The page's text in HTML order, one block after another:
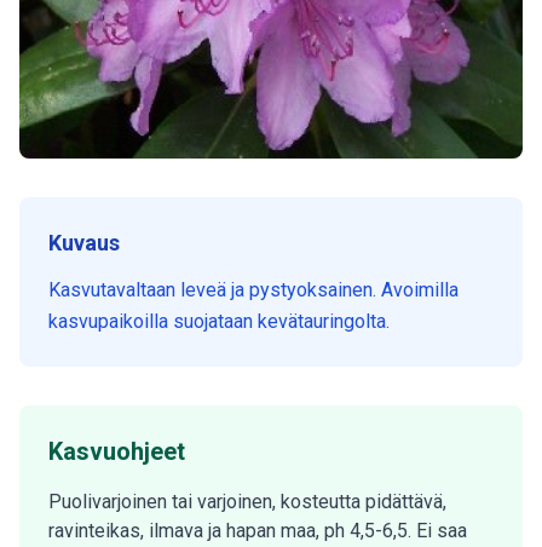
Kuvaus
Kasvutavaltaan leveä ja pystyoksainen. Avoimilla
kasvupaikoilla suojataan kevätauringolta.
Kasvuohjeet
Puolivarjoinen tai varjoinen, kosteutta pidättävä,
ravinteikas, ilmava ja hapan maa, ph 4,5-6,5. Ei saa